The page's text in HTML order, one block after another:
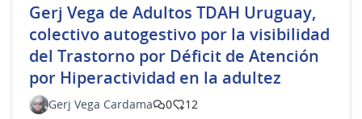
Gerj Vega de Adultos TDAH Uruguay,
colectivo autogestivo por la visibilidad
del Trastorno por Déficit de Atención
por Hiperactividad en la adultez
Gerj Vega Cardama 0 12